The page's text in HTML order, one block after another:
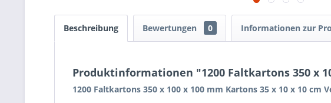
Beschreibung Bewertungen 0 Informationen zur
Produktinformationen "1200 Faltkartons 350 x
1200 Faltkartons 350 x 100 x 100 mm Kartons 35 x 10 x 10 cm